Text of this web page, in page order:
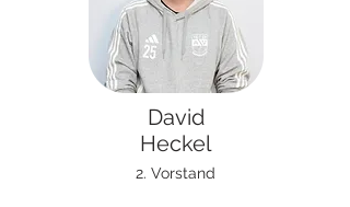
David
Heckel
2. Vorstand